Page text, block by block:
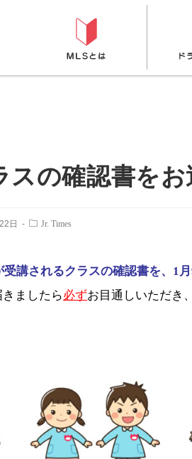
スの確認書を
日 Jr. Times
受講されるクラスの確認書を、1
ましたら必ずお目通しいただき